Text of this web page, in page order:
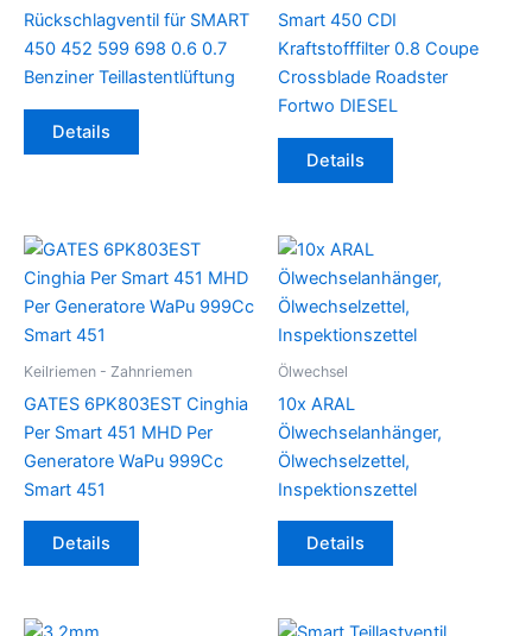
Rückschlagventil für SMART
450 452 599 698 0.6 0.7
Benziner Teillastentlüftung
Details
Smart 450 CDI
Kraftstofffilter 0.8 Coupe
Crossblade Roadster
Fortwo DIESEL
Details
Keilriemen - Zahnriemen
GATES 6PK803EST Cinghia
Per Smart 451 MHD Per
Generatore WaPu 999Cc
Smart 451
Details
Ölwechsel
10x ARAL
Ölwechselanhänger,
Ölwechselzettel,
Inspektionszettel
Details